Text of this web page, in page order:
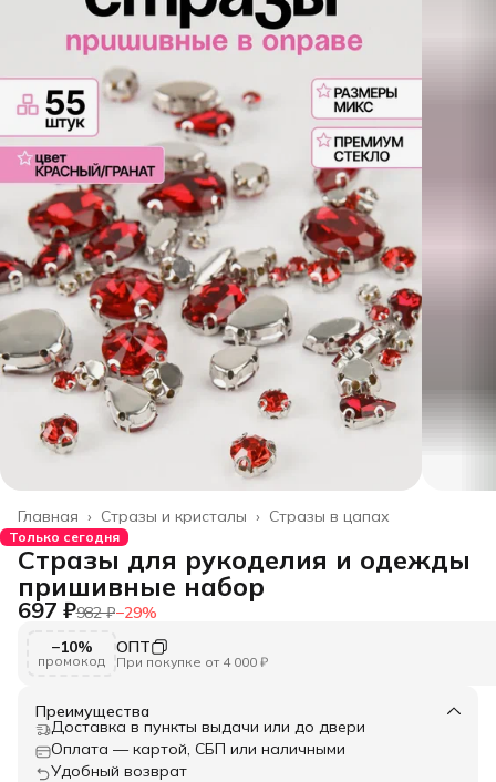
Стразы в цапах
Стразы и кристалы ›
Главная ›
Только сегодня
Стразы для рукоделия и одежды
пришивные набор
697 ₽982 ₽−29%
−10%
промокод
ОПТ
При покупке от 4 000 ₽
Преимущества
Доставка в пункты выдачи или до двери
Оплата — картой, СБП или наличными
Удобный возврат